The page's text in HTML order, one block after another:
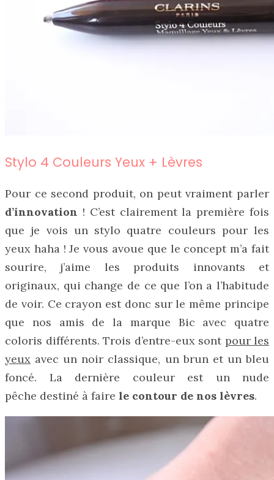
Stylo 4 Couleurs Yeux + Lèvres
Pour ce second produit, on peut vraiment parler
d’innovation ! C’est clairement la première fois
que je vois un stylo quatre couleurs pour les
yeux haha ! Je vous avoue que le concept m’a fait
sourire, j’aime les produits innovants et
originaux, qui change de ce que l’on a l’habitude
de voir. Ce crayon est donc sur le même principe
que nos amis de la marque Bic avec quatre
coloris différents. Trois d’entre-eux sont pour les
yeux avec un noir classique, un brun et un bleu
foncé. La dernière couleur est un nude
pêche destiné à faire le contour de nos lèvres.